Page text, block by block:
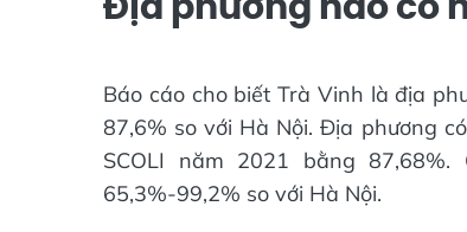
Báo cáo cho biết Trà Vinh là địa
87,6% so với Hà Nội. Địa phương
SCOLI năm 2021 bằng
65,3%-99,2% so với Hà Nội.